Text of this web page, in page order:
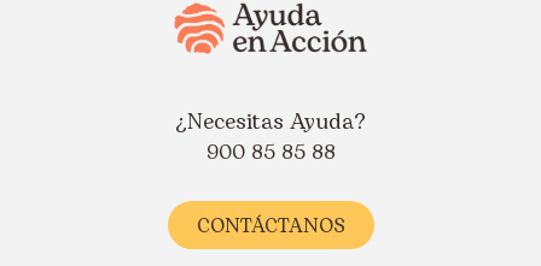
¿Necesitas Ayuda?
900 85 85 88
CONTÁCTANOS